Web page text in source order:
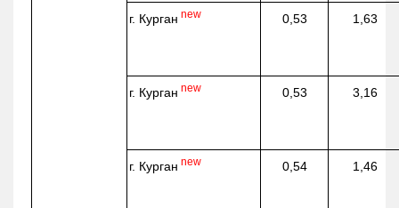
г. Курган new 0,53 1,63
г. Курган new 0,53 3,16
г. Курган new 0,54 1,46